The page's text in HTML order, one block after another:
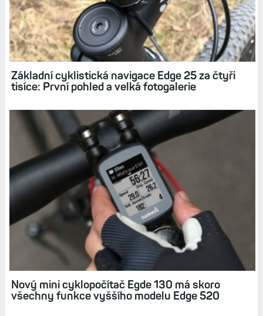
Související články
Základní cyklistická navigace Edge 25 za čtyři
tisíce: První pohled a velká fotogalerie